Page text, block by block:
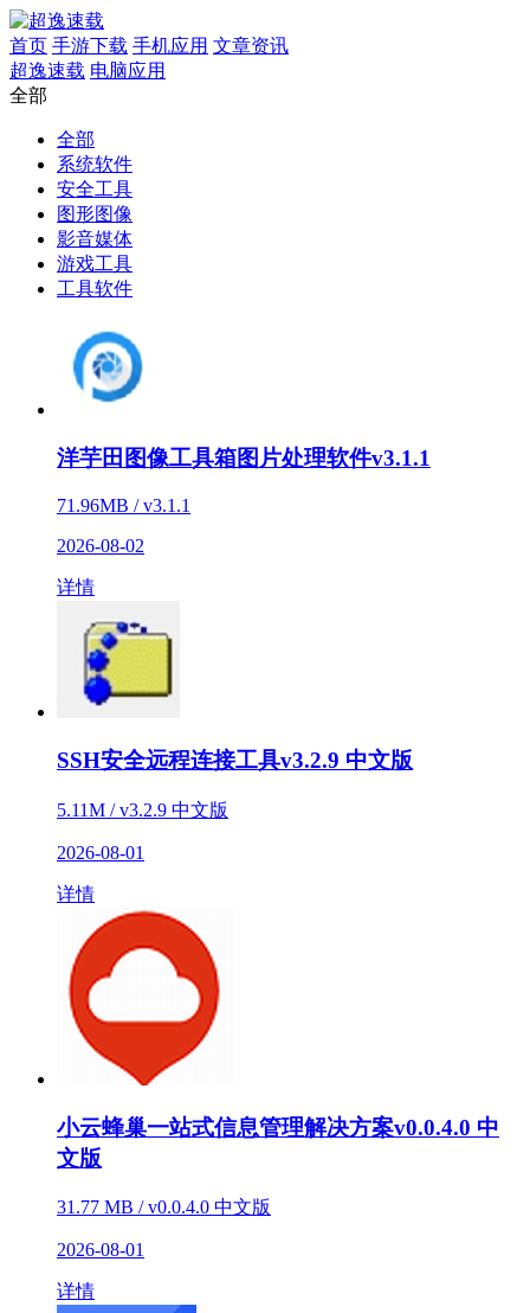
首页 手游下载 手机应用 文章资讯
超逸速载 电脑应用
全部
全部
系统软件
安全工具
图形图像
影音媒体
游戏工具
工具软件
洋芋田图像工具箱图片处理软件v3.1.1
71.96MB / v3.1.1
2026-08-02
详情
SSH安全远程连接工具v3.2.9 中文版
5.11M / v3.2.9 中文版
2026-08-01
详情
小云蜂巢一站式信息管理解决方案v0.0.4.0 中
文版
31.77 MB / v0.0.4.0 中文版
2026-08-01
详情